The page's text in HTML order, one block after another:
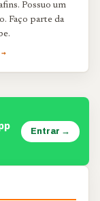
Possuo um
Faço parte da
Entrar →